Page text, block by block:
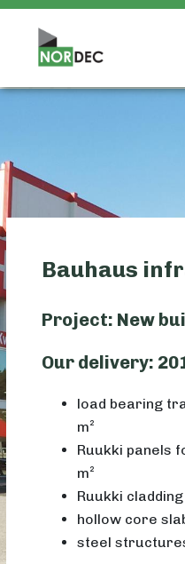
Bauhaus
Project: New
Our delivery:
load bearing
m²
Ruukki panels
m²
Ruukki
hollow core
steel